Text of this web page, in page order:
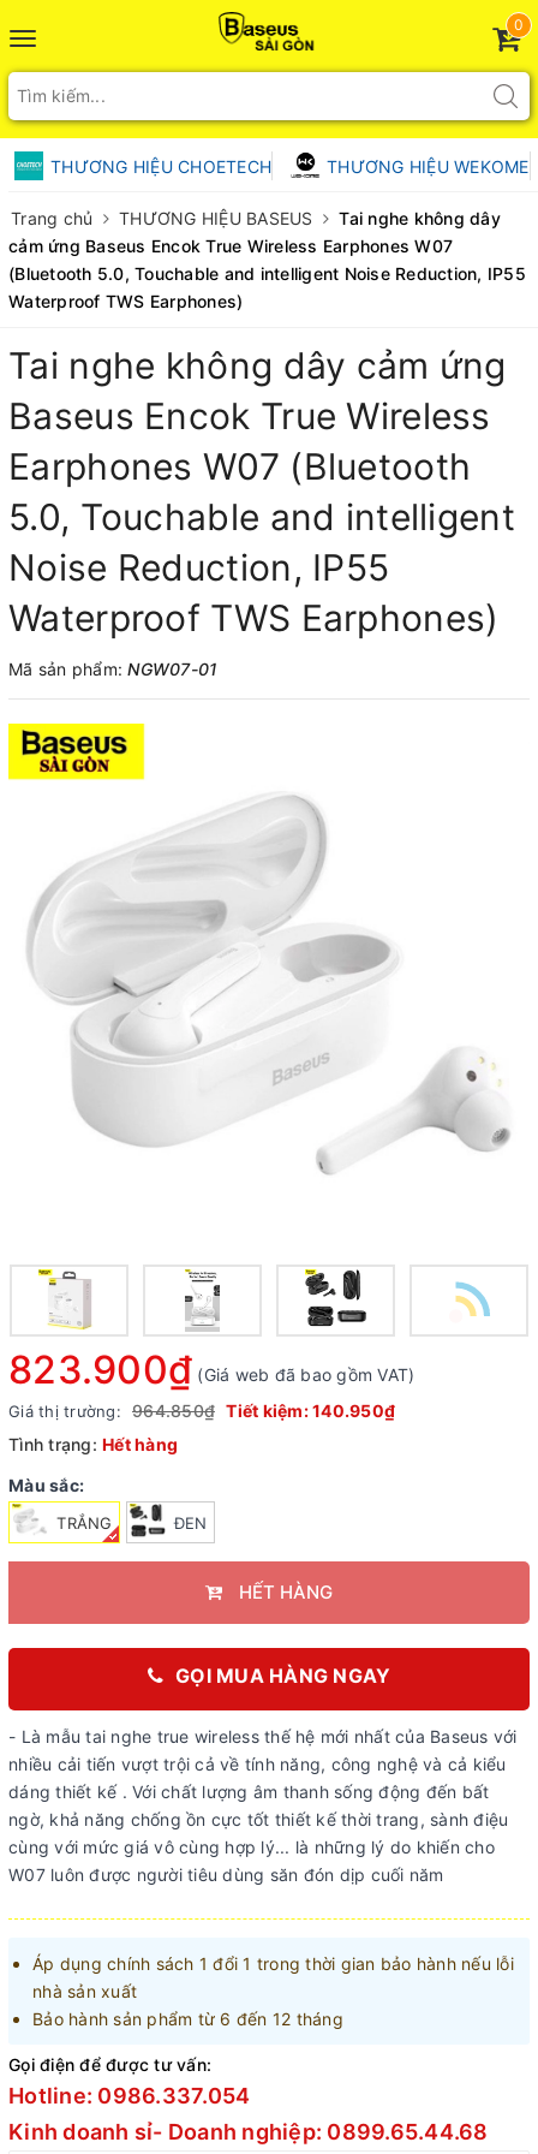
Toggle
navigation
0
THƯƠNG HIỆU CHOETECH THƯƠNG HIỆU WEKOME
Trang chủ THƯƠNG HIỆU BASEUS
Tai nghe không dây
cảm ứng Baseus Encok True Wireless Earphones W07
(Bluetooth 5.0, Touchable and intelligent Noise Reduction, IP55
Waterproof TWS Earphones)
Tai nghe không dây cảm ứng
Baseus Encok True Wireless
Earphones W07 (Bluetooth
5.0, Touchable and intelligent
Noise Reduction, IP55
Waterproof TWS Earphones)
Mã sản phẩm:NGW07-01
823.900₫ (Giá web đã bao gồm VAT)
Giá thị trường: 964.850₫ Tiết kiệm:140.950₫
Tình trạng: Hết hàng
Màu sắc:
TRẮNG ĐEN
HẾT HÀNG
GỌI MUA HÀNG NGAY
- Là mẫu tai nghe true wireless thế hệ mới nhất của Baseus với
nhiều cải tiến vượt trội cả về tính năng, công nghệ và cả kiểu
dáng thiết kế . Với chất lượng âm thanh sống động đến bất
ngờ, khả năng chống ồn cực tốt thiết kế thời trang, sành điệu
cùng với mức giá vô cùng hợp lý... là những lý do khiến cho
W07 luôn được người tiêu dùng săn đón dịp cuối năm
Áp dụng chính sách 1 đổi 1 trong thời gian bảo hành nếu lỗi
nhà sản xuất
Bảo hành sản phẩm từ 6 đến 12 tháng
Gọi điện để được tư vấn:
Hotline: 0986.337.054
Kinh doanh sỉ- Doanh nghiệp: 0899.65.44.68